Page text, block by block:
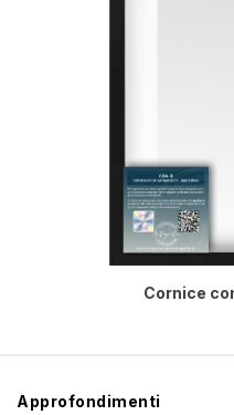
Cornice
Approfondimenti